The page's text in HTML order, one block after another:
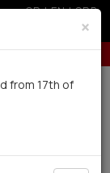
GR|EN|SRB
Filter
×
from 17th of